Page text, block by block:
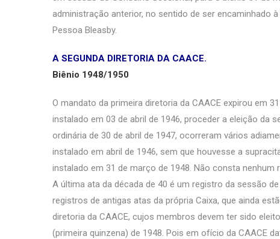
administração anterior, no sentido de ser encaminhado
Pessoa Bleasby.
A SEGUNDA DIRETORIA DA CAACE.
Biênio 1948/1950
O mandato da primeira diretoria da CAACE expirou em
instalado em 03 de abril de 1946, proceder a eleição da
ordinária de 30 de abril de 1947, ocorreram vários
instalado em abril de 1946, sem que houvesse a
instalado em 31 de março de 1948. Não consta
A última ata da década de 40 é um registro da sessão
registros de antigas atas da própria Caixa, que ainda
diretoria da CAACE, cujos membros devem ter sido
(primeira quinzena) de 1948. Pois em ofício da CAACE